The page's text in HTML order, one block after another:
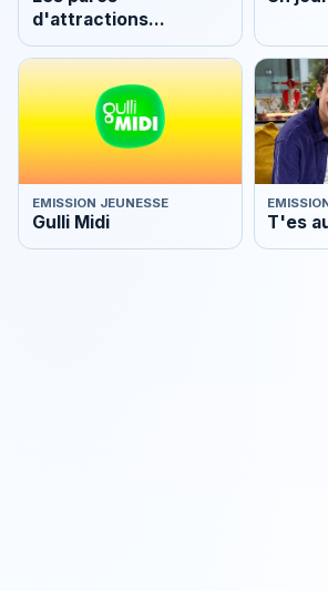
d'attractions
préférés des Français
EMISSION JEUNESSE
Gulli Midi T'es